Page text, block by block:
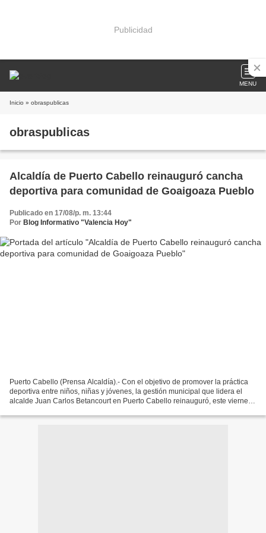
Publicidad
MENU
Inicio » obraspublicas
obraspublicas
Alcaldía de Puerto Cabello reinauguró cancha
deportiva para comunidad de Goaigoaza Pueblo
Publicado en 17/08/p. m. 13:44
Por Blog Informativo "Valencia Hoy"
Puerto Cabello (Prensa Alcaldía).- Con el objetivo de promover la práctica
deportiva entre niños, niñas y jóvenes, la gestión municipal que lidera el
alcalde Juan Carlos Betancourt en Puerto Cabello reinauguró, este viernes